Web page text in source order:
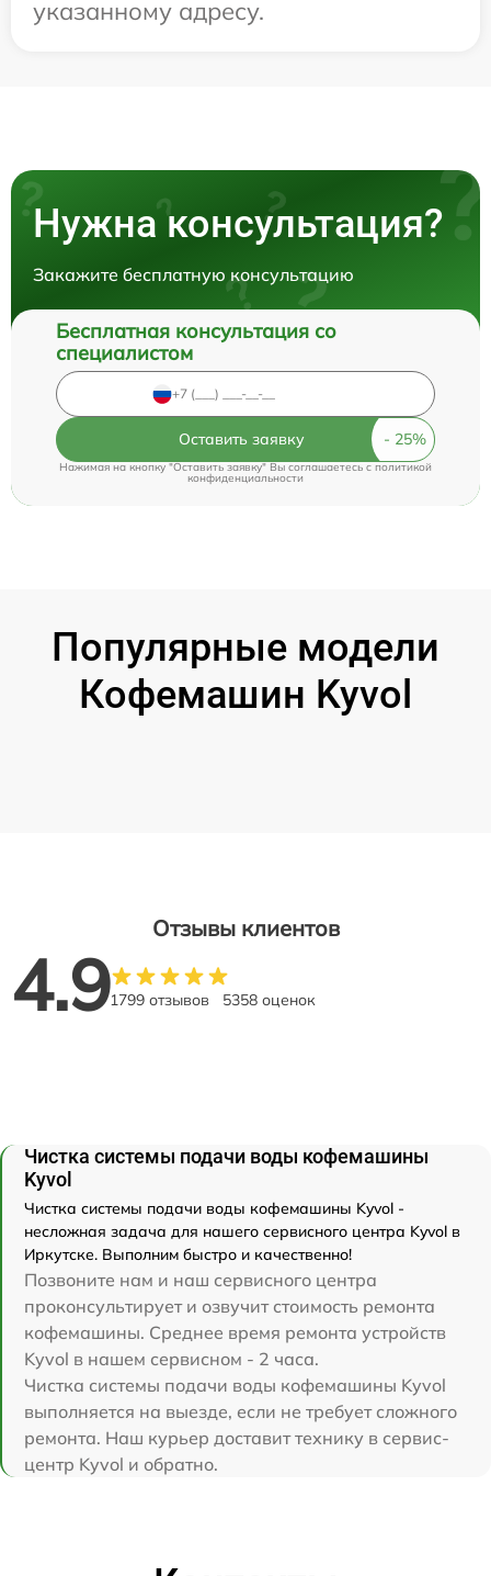
указанному адресу.
Нужна консультация?
Закажите бесплатную консультацию
Бесплатная консультация со
специалистом
Оставить заявку
Нажимая на кнопку "Оставить заявку" Вы соглашаетесь cполитикой
конфиденциальности
Популярные модели
Кофемашин Kyvol
Отзывы клиентов
4.91799 отзывов 5358 оценок
Чистка системы подачи воды кофемашины
Kyvol
Чистка системы подачи воды кофемашины Kyvol -
несложная задача для нашего сервисного центра Kyvol в
Иркутске. Выполним быстро и качественно!
Позвоните нам и наш сервисного центра
проконсультирует и озвучит стоимость ремонта
кофемашины. Среднее время ремонта устройств
Kyvol в нашем сервисном - 2 часа.
Чистка системы подачи воды кофемашины Kyvol
выполняется на выезде, если не требует сложного
ремонта. Наш курьер доставит технику в сервис-
центр Kyvol и обратно.